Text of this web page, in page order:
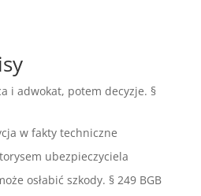
i adwokat, potem decyzje. §
w fakty techniczne
ubezpieczyciela
osłabić szkody. § 249 BGB